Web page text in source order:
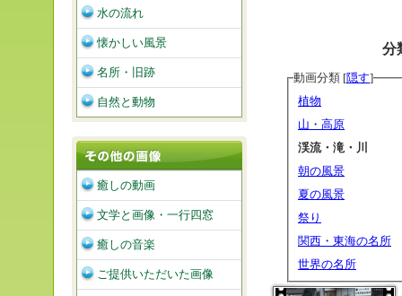
分
動画分類 [隠す]
植物
山・高原
渓流・滝・川
朝の風景
夏の風景
祭り
関西・東海の名所
世界の名所
水の流れ
懐かしい風景
名所・旧跡
自然と動物
癒しの動画
文学と画像・一行四窓
癒しの音楽
ご提供いただいた画像